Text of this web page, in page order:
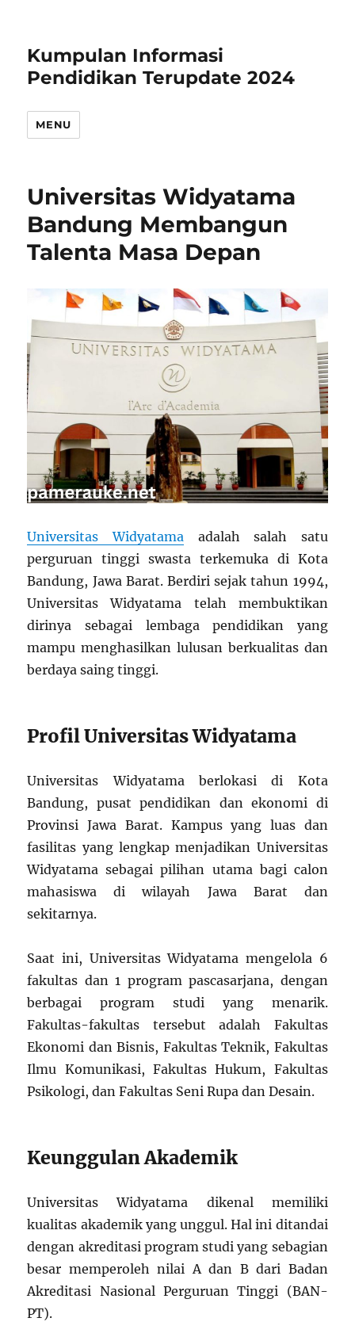
Kumpulan Informasi
Pendidikan Terupdate 2024
MENU
Universitas Widyatama
Bandung Membangun
Talenta Masa Depan
Universitas Widyatama adalah salah satu
perguruan tinggi swasta terkemuka di Kota
Bandung, Jawa Barat. Berdiri sejak tahun 1994,
Universitas Widyatama telah membuktikan
dirinya sebagai lembaga pendidikan yang
mampu menghasilkan lulusan berkualitas dan
berdaya saing tinggi.
Profil Universitas Widyatama
Universitas Widyatama berlokasi di Kota
Bandung, pusat pendidikan dan ekonomi di
Provinsi Jawa Barat. Kampus yang luas dan
fasilitas yang lengkap menjadikan Universitas
Widyatama sebagai pilihan utama bagi calon
mahasiswa di wilayah Jawa Barat dan
sekitarnya.
Saat ini, Universitas Widyatama mengelola 6
fakultas dan 1 program pascasarjana, dengan
berbagai program studi yang menarik.
Fakultas-fakultas tersebut adalah Fakultas
Ekonomi dan Bisnis, Fakultas Teknik, Fakultas
Ilmu Komunikasi, Fakultas Hukum, Fakultas
Psikologi, dan Fakultas Seni Rupa dan Desain.
Keunggulan Akademik
Universitas Widyatama dikenal memiliki
kualitas akademik yang unggul. Hal ini ditandai
dengan akreditasi program studi yang sebagian
besar memperoleh nilai A dan B dari Badan
Akreditasi Nasional Perguruan Tinggi (BAN-
PT).